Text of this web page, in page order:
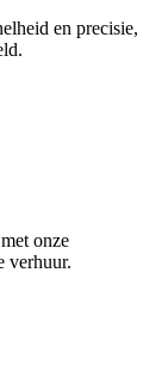
en precisie,
onze
verhuur.